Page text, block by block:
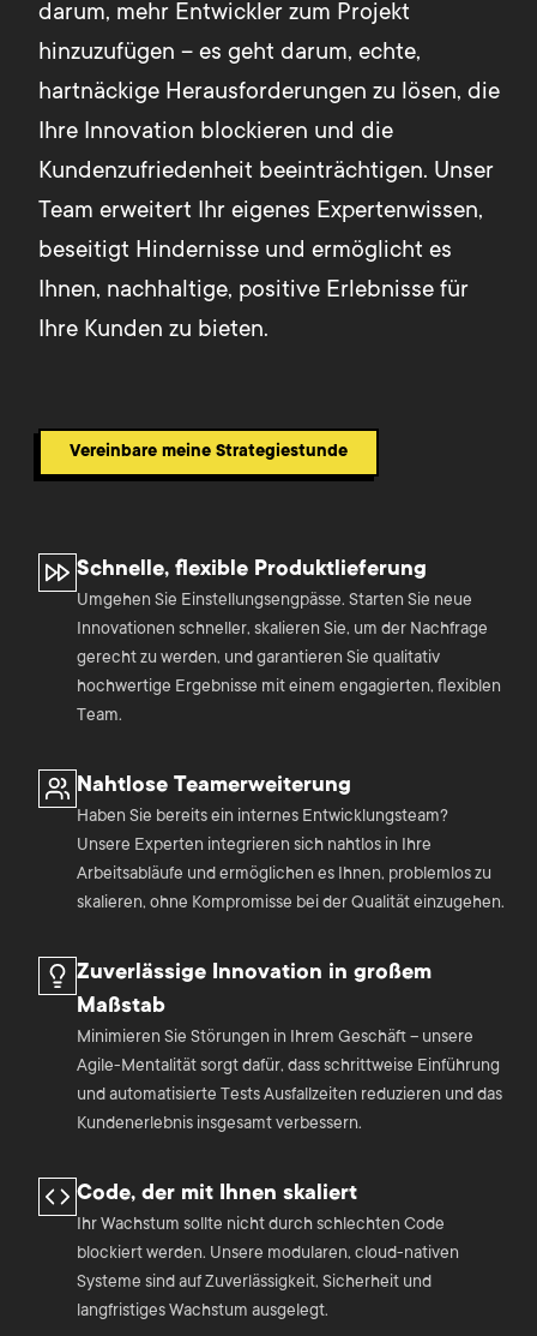
darum, mehr Entwickler zum Projekt
hinzuzufügen – es geht darum, echte,
hartnäckige Herausforderungen zu lösen, die
Ihre Innovation blockieren und die
Kundenzufriedenheit beeinträchtigen. Unser
Team erweitert Ihr eigenes Expertenwissen,
beseitigt Hindernisse und ermöglicht es
Ihnen, nachhaltige, positive Erlebnisse für
Ihre Kunden zu bieten.
Vereinbare meine Strategiestunde
Schnelle, flexible Produktlieferung
Umgehen Sie Einstellungsengpässe. Starten Sie neue
Innovationen schneller, skalieren Sie, um der Nachfrage
gerecht zu werden, und garantieren Sie qualitativ
hochwertige Ergebnisse mit einem engagierten, flexiblen
Team.
Nahtlose Teamerweiterung
Haben Sie bereits ein internes Entwicklungsteam?
Unsere Experten integrieren sich nahtlos in Ihre
Arbeitsabläufe und ermöglichen es Ihnen, problemlos zu
skalieren, ohne Kompromisse bei der Qualität einzugehen.
Zuverlässige Innovation in großem
Maßstab
Minimieren Sie Störungen in Ihrem Geschäft – unsere
Agile-Mentalität sorgt dafür, dass schrittweise Einführung
und automatisierte Tests Ausfallzeiten reduzieren und das
Kundenerlebnis insgesamt verbessern.
Code, der mit Ihnen skaliert
Ihr Wachstum sollte nicht durch schlechten Code
blockiert werden. Unsere modularen, cloud-nativen
Systeme sind auf Zuverlässigkeit, Sicherheit und
langfristiges Wachstum ausgelegt.